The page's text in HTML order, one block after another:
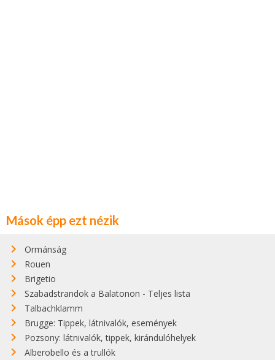
Mások épp ezt nézik
Ormánság
Rouen
Brigetio
Szabadstrandok a Balatonon - Teljes lista
Talbachklamm
Brugge: Tippek, látnivalók, események
Pozsony: látnivalók, tippek, kirándulóhelyek
Alberobello és a trullók